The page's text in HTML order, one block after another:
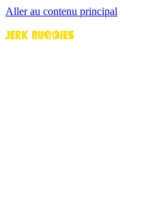
Aller au contenu principal